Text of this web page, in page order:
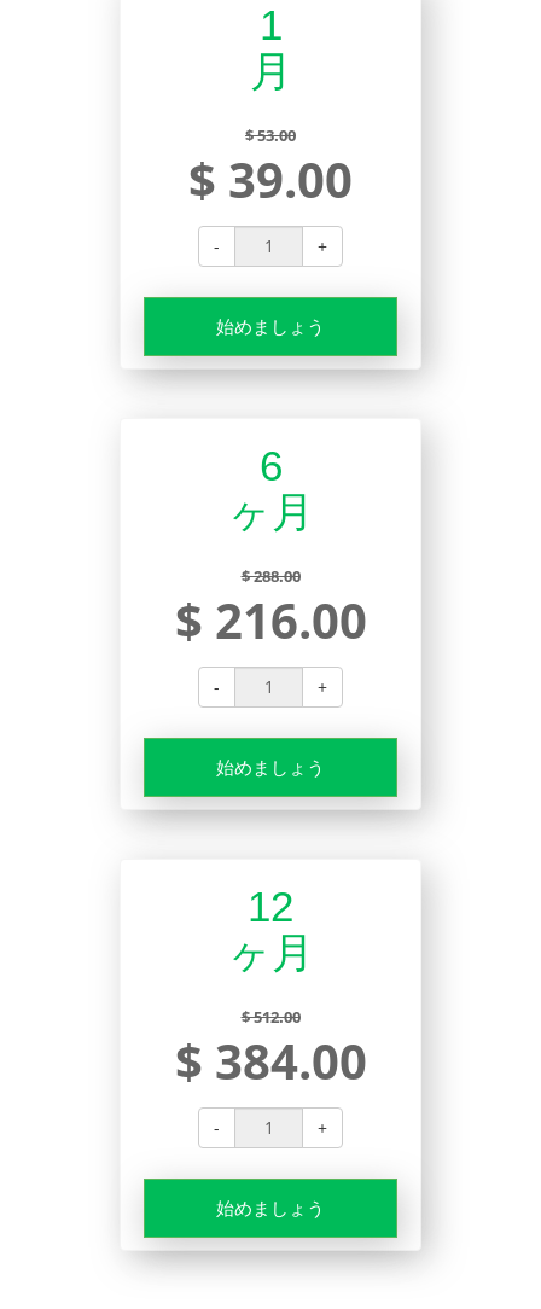
1
月
$ 53.00
$ 39.00
- +
始めましょう
6
ヶ月
$ 288.00
$ 216.00
- +
始めましょう
12
ヶ月
$ 512.00
$ 384.00
- +
始めましょう